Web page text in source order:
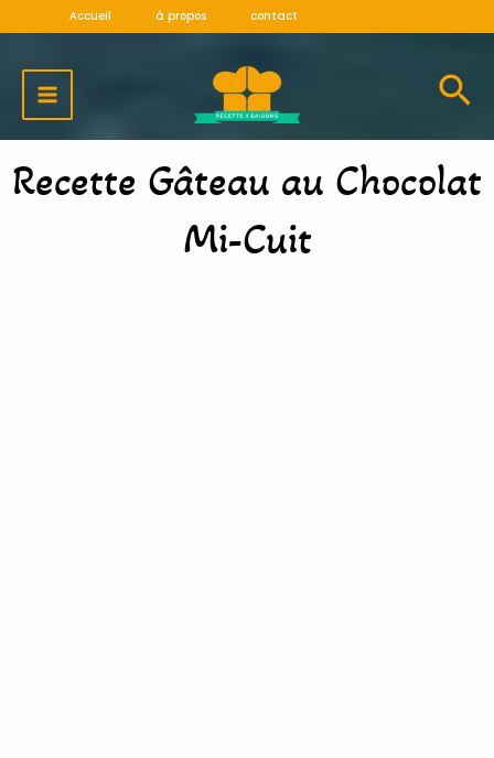
contenu
Accueil à propos contact
MENU
Recette Gâteau au Chocolat
Mi-Cuit